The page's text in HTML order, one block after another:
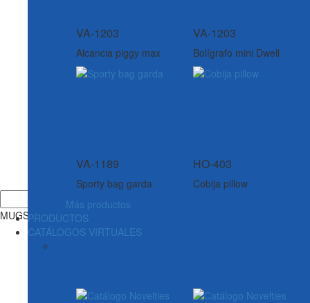
VA-1203
Alcancia piggy max
VA-1203
Bolígrafo mini Dwell
VA-1189
Sporty bag garda
HO-403
Cobija pillow
Más productos
PRODUCTOS
CATÁLOGOS VIRTUALES
MUGS, BOTILITOS, VASOS & TERMOS